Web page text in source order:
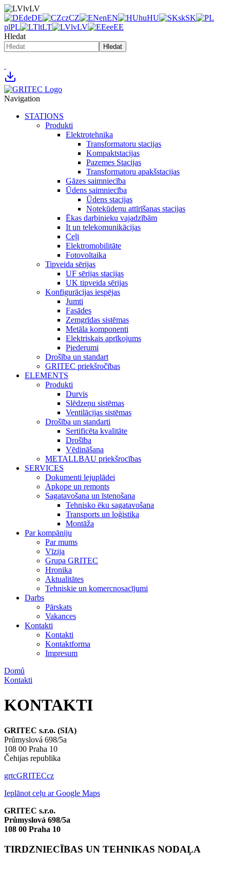
lvLV
deDE czCZ enEN huHU skSK
plPL ltLT lvLV eeEE
Hledat
Hledat
Navigation
STATIONS
Produkti
Elektrotehnika
Transformatoru stacijas
Kompaktstacijas
Pazemes Stacijas
Transformatoru apakšstacijas
Gāzes saimniecība
Ūdens saimniecība
Ūdens stacijas
Notekūdeņu attīrīšanas stacijas
Ēkas darbinieku vajadzībām
It un telekomunikācijas
Ceļi
Elektromobilitāte
Fotovoltaika
Tipveida sērijas
UF sērijas stacijas
UK tipveida sērijas
Konfigurācijas iespējas
Jumti
Fasādes
Zemgrīdas sistēmas
Metāla komponenti
Elektriskais aprīkojums
Piederumi
Drošība un standart
GRITEC priekšročības
ELEMENTS
Produkti
Durvis
Slēdzeņu sistēmas
Ventilācijas sistēmas
Drošība un standarti
Sertificēta kvalitāte
Drošība
Vēdināšana
METALLBAU priekšrocības
SERVICES
Dokumenti lejuplādei
Apkope un remonts
Sagatavošana un īstenošana
Tehnisko ēku sagatavošana
Transports un loģistika
Montāža
Par kompāniju
Par mums
Vīzija
Grupa GRITEC
Hronika
Aktualitātes
Tehniskie un komercnosacījumi
Darbs
Pārskats
Vakances
Kontakti
Kontakti
Kontaktforma
Impresum
Domů
Kontakti
KONTAKTI
GRITEC s.r.o. (SIA)
Průmyslová 698/5a
108 00 Praha 10
Čehijas republika
grtcGRITECcz
Ieplānot ceļu ar Google Maps
GRITEC s.r.o.
Průmyslová 698/5a
108 00 Praha 10
TIRDZNIECĪBAS UN TEHNIKAS NODAĻA